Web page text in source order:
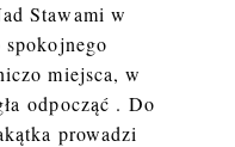
Stawami w
miejsca, w
odpocząć . Do
prowadzi